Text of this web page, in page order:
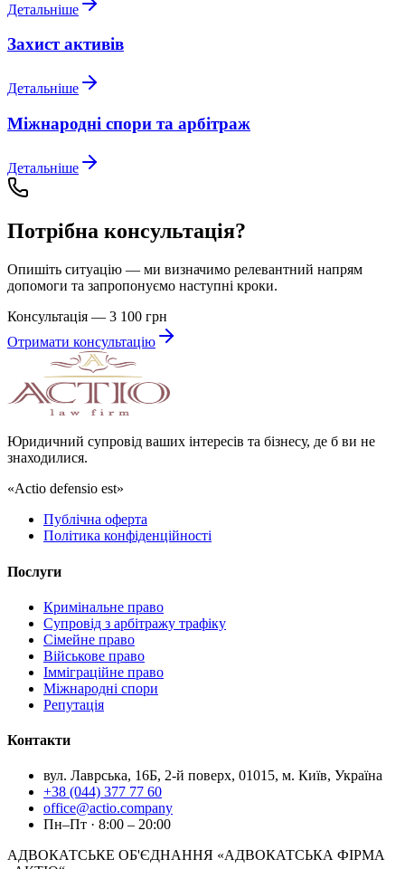
Детальніше
Захист активів
Детальніше
Міжнародні спори та арбітраж
Детальніше
Потрібна консультація?
Опишіть ситуацію — ми визначимо релевантний напрям
допомоги та запропонуємо наступні кроки.
Консультація — 3 100 грн
Отримати консультацію
Юридичний супровід ваших інтересів та бізнесу, де б ви не
знаходилися.
«Actio defensio est»
Публічна оферта
Політика конфіденційності
Послуги
Кримінальне право
Супровід з арбітражу трафіку
Сімейне право
Військове право
Імміграційне право
Міжнародні спори
Репутація
Контакти
вул. Лаврська, 16Б, 2-й поверх, 01015, м. Київ, Україна
+38 (044) 377 77 60
office@actio.company
Пн–Пт · 8:00 – 20:00
АДВОКАТСЬКЕ ОБ'ЄДНАННЯ «АДВОКАТСЬКА ФІРМА